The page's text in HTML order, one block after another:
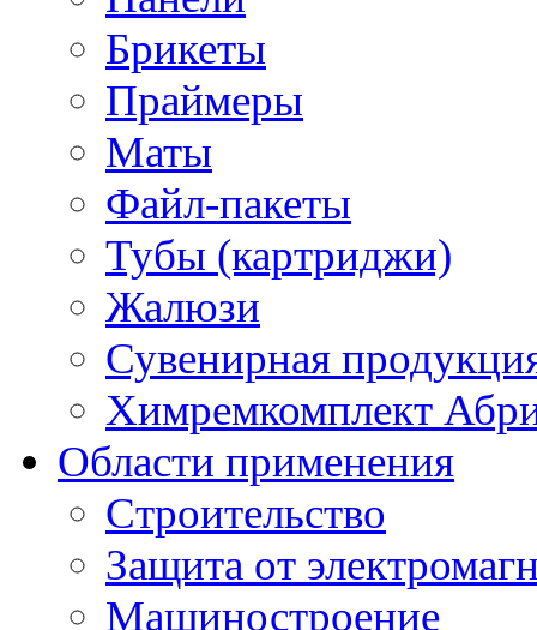
Брикеты
Праймеры
Маты
Файл-пакеты
Тубы (картриджи)
Жалюзи
Сувенирная
Химремкомплект
Области применения
Строительство
Защита от
Машиностроение